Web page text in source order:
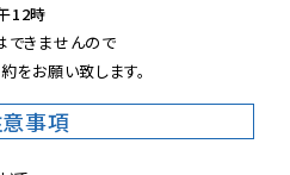
12時
できませんので
をお願い致します。
事項